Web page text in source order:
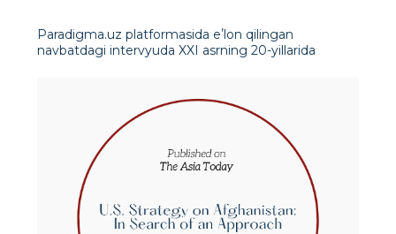
Paradigma.uz platformasida eʼlon qilingan
navbatdagi intervyuda XXI asrning 20-yillarida
muhokama qilindi. Dastlab Rossiya va Ukraina
oʻrtasidagi keng koʻlamli urush, undan soʻng esa
Isroil va Gʻazo oral